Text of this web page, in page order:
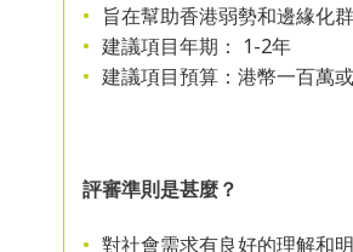
旨在幫助香港弱勢和邊緣化
建議項目年期： 1-2年
建議項目預算：港幣一百萬
評審準則是甚麼？
對社會需求有良好的理解和